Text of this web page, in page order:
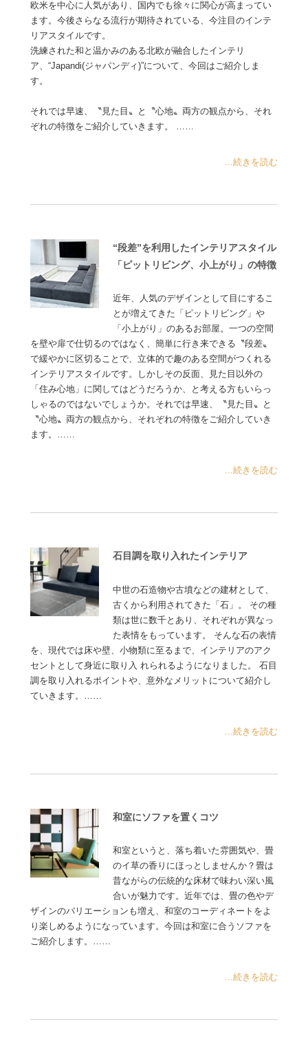
欧米を中心に人気があり、国内でも徐々に関心が高まってい
ます。今後さらなる流行が期待されている、今注目のインテ
リアスタイルです。
洗練された和と温かみのある北欧が融合したインテリ
ア、“Japandi(ジャパンディ)”について、今回はご紹介しま
す。
それでは早速、〝見た目〟と〝心地〟両方の観点から、それ
ぞれの特徴をご紹介していきます。 ……
...続きを読む
“段差”を利用したインテリアスタイル
「ピットリビング、小上がり」の特徴
近年、人気のデザインとして目にするこ
とが増えてきた「ピットリビング」や
「小上がり」のあるお部屋。一つの空間
を壁や扉で仕切るのではなく、簡単に行き来できる〝段差〟
で緩やかに区切ることで、立体的で趣のある空間がつくれる
インテリアスタイルです。しかしその反面、見た目以外の
「住み心地」に関してはどうだろうか、と考える方もいらっ
しゃるのではないでしょうか。それでは早速、〝見た目〟と
〝心地〟両方の観点から、それぞれの特徴をご紹介していき
ます。……
...続きを読む
石目調を取り入れたインテリア
中世の石造物や古墳などの建材として、
古くから利用されてきた「石」。 その種
類は世に数千とあり、それぞれが異なっ
た表情をもっています。 そんな石の表情
を、現代では床や壁、小物類に至るまで、インテリアのアク
セントとして身近に取り入 れられるようになりました。 石目
調を取り入れるポイントや、意外なメリットについて紹介し
ていきます。……
...続きを読む
和室にソファを置くコツ
和室というと、落ち着いた雰囲気や、畳
のイ草の香りにほっとしませんか？畳は
昔ながらの伝統的な床材で味わい深い風
合いが魅力です。近年では、畳の色やデ
ザインのバリエーションも増え、和室のコーディネートをよ
り楽しめるようになっています。今回は和室に合うソファを
ご紹介します。……
...続きを読む